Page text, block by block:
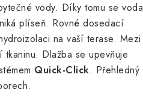
vody. Díky tomu se voda
plíseň. Rovné dosedací
na vaší terase. Mezi
Dlažba se upevňuje
Quick-Click. Přehledný